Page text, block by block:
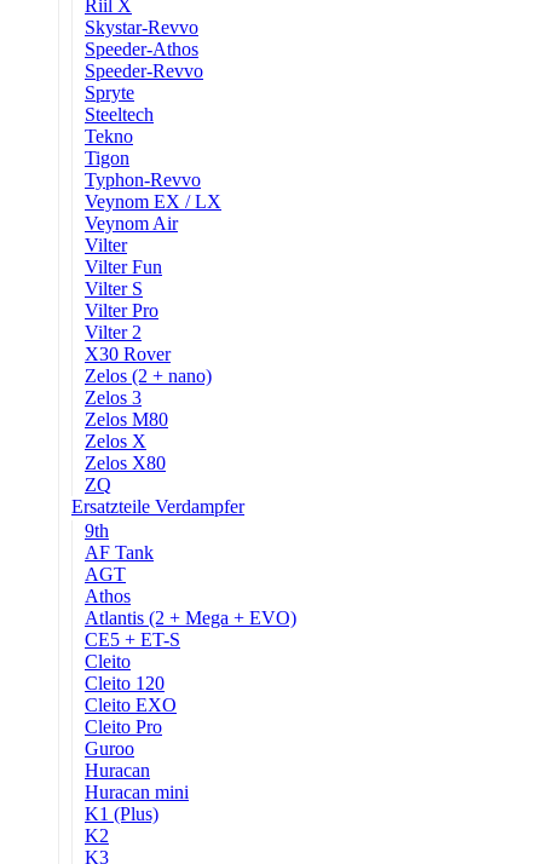
Riil X
Skystar-Revvo
Speeder-Athos
Speeder-Revvo
Spryte
Steeltech
Tekno
Tigon
Typhon-Revvo
Veynom EX / LX
Veynom Air
Vilter
Vilter Fun
Vilter S
Vilter Pro
Vilter 2
X30 Rover
Zelos (2 + nano)
Zelos 3
Zelos M80
Zelos X
Zelos X80
ZQ
Ersatzteile Verdampfer
9th
AF Tank
AGT
Athos
Atlantis (2 + Mega + EVO)
CE5 + ET-S
Cleito
Cleito 120
Cleito EXO
Cleito Pro
Guroo
Huracan
Huracan mini
K1 (Plus)
K2
K3